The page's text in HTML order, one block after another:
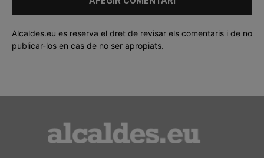
Alcaldes.eu es reserva el dret de revisar els comentaris i de no
publicar-los en cas de no ser apropiats.